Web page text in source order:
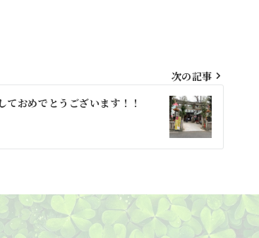
次の記事
ておめでとうございます！！